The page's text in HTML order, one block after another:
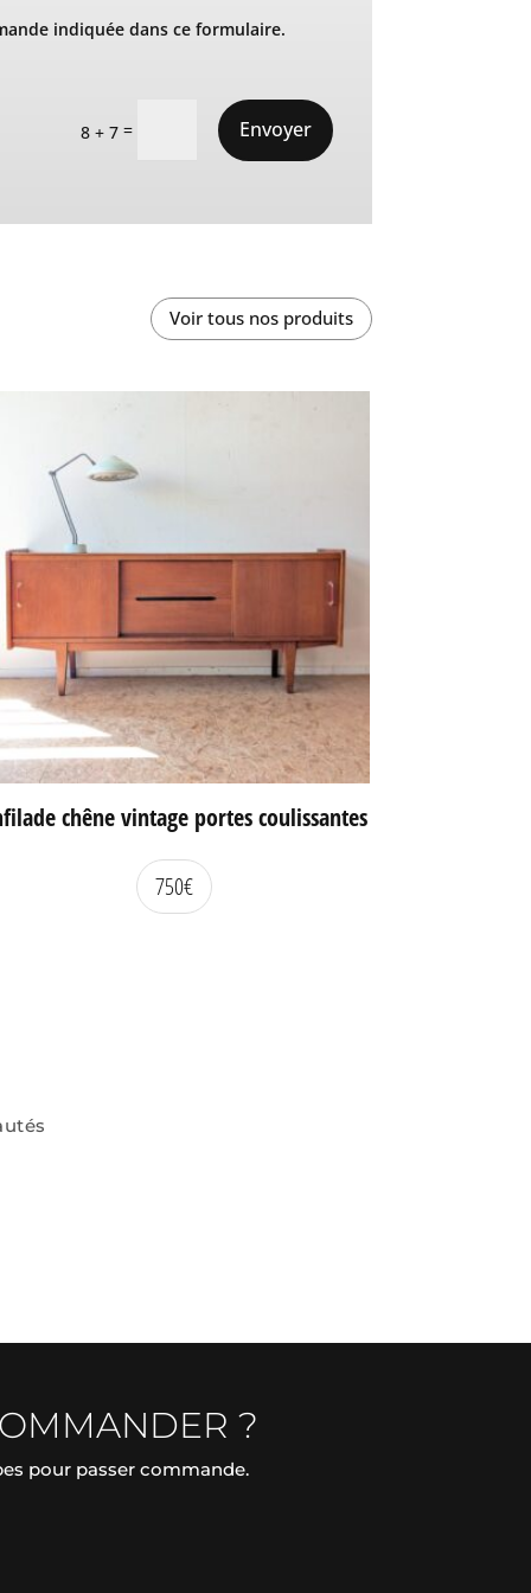
indiquée dans ce formulaire.
8 + 7 = Envoyer
Voir tous nos produits
chêne vintage portes coulissantes
750€
?
pour passer commande.